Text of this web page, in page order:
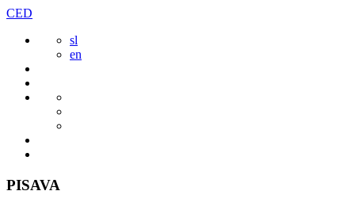
Preskoči
vsebine
CED
sl
en
PISAVA